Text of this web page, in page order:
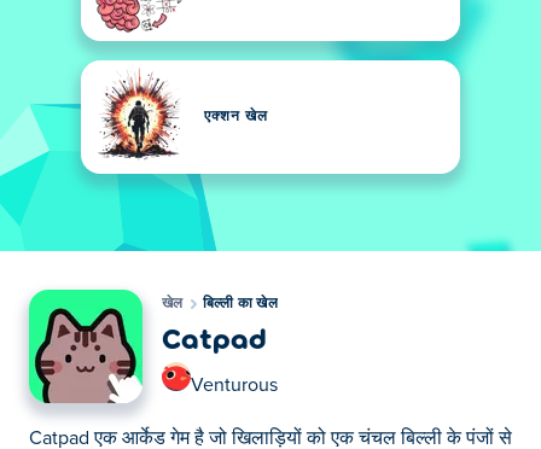
एक्शन खेल
खेल बिल्ली का खेल
Catpad
Venturous
Catpad एक आर्केड गेम है जो खिलाड़ियों को एक चंचल बिल्ली के पंजों से